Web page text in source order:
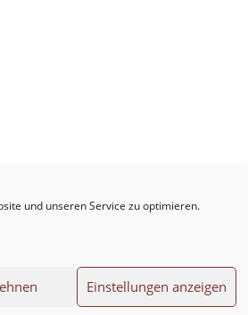
und unseren Service zu optimieren.
Einstellungen anzeigen
*markiert